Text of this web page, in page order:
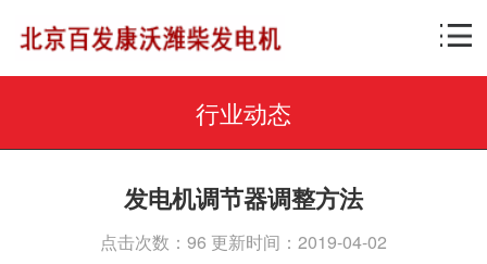
行业动态
发电机调节器调整方法
点击次数：96 更新时间：2019-04-02